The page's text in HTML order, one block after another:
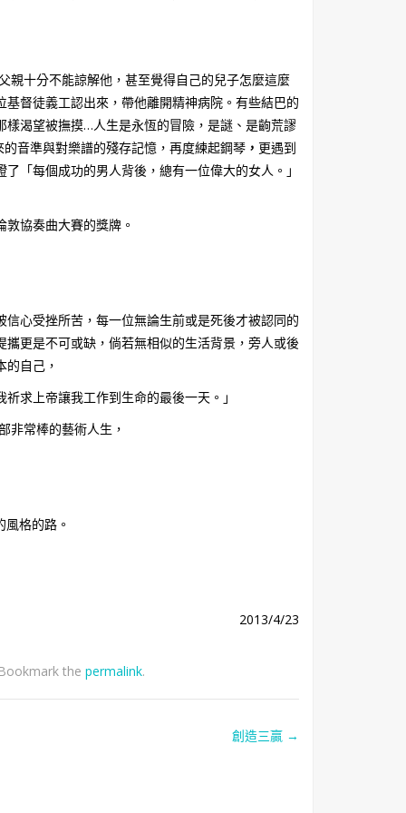
親十分不能諒解他，甚至覺得自己的兒子怎麼這麼
督徒義工認出來，帶他離開精神病院。有些結巴的
渴望被撫摸…人生是永恆的冒險，是謎、是齣荒謬
音準與對樂譜的殘存記憶，再度練起鋼琴 ， 更遇到
「每個成功的男人背後，總有一位偉大的女人。」
協奏曲大賽的獎牌。
心受挫所苦，每一位無論生前或是死後才被認同的
更是不可或缺，倘若無相似的生活背景，旁人或後
自己，
求上帝讓我工作到生命的最後一天。」
非常棒的藝術人生，
格的路。
2013/4/23
the permalink.
創造三贏 →